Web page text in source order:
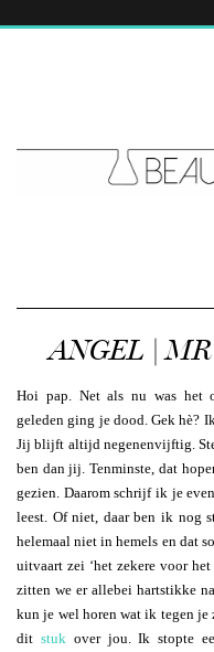
ANGEL |
Hoi pap. Net als nu was het
geleden ging je dood. Gek hè?
Jij blijft altijd negenenvijftig.
ben dan jij. Tenminste, dat
gezien. Daarom schrijf ik je
leest. Of niet, daar ben ik nog
helemaal niet in hemels en dat
uitvaart zei ‘het zekere voor
zitten we er allebei hartstikke
kun je wel horen wat ik tegen je
dit stuk over jou. Ik stopte